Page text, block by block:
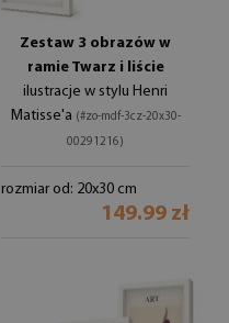
Zestaw 3 obrazów w
ramie Twarz i liście
ilustracje w stylu Henri
Matisse'a (#zo-mdf-3cz-20x30-
00291216)
rozmiar od: 20x30 cm
149.99 zł